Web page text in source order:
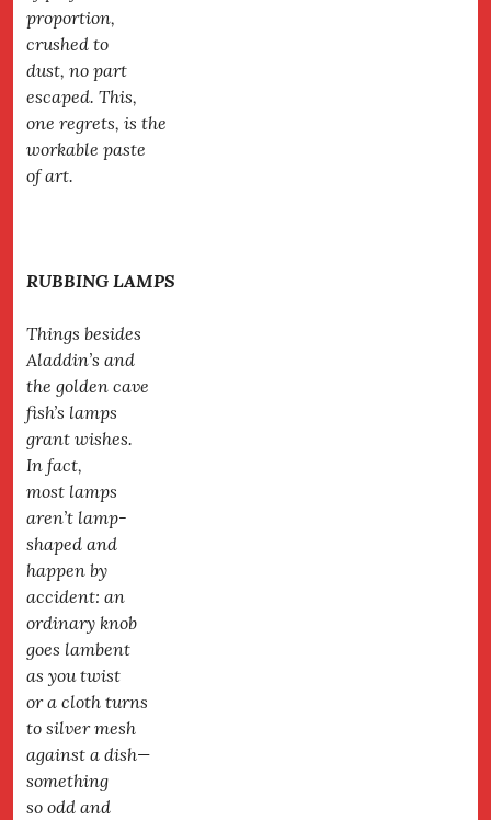
proportion,
crushed to
dust, no part
escaped. This,
one regrets, is the
workable paste
of art.
RUBBING LAMPS
Things besides
Aladdin’s and
the golden cave
fish’s lamps
grant wishes.
In fact,
most lamps
aren’t lamp-
shaped and
happen by
accident: an
ordinary knob
goes lambent
as you twist
or a cloth turns
to silver mesh
against a dish—
something
so odd and